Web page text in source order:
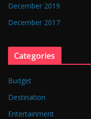
December 2019
December 2017
Categories
Budget
Destination
Entertainment